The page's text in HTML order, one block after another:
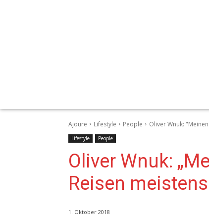
Ajoure Lifestyle People Oliver Wnuk:
Lifestyle People
Oliver Wnuk:
Reisen
1. Oktober 2018